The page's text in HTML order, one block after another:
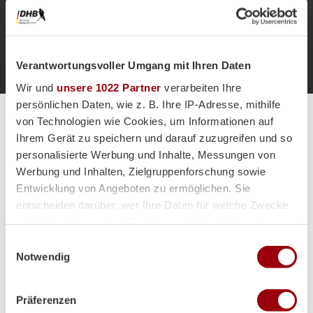
Verantwortungsvoller Umgang mit Ihren Daten
Wir und unsere 1022 Partner verarbeiten Ihre
persönlichen Daten, wie z. B. Ihre IP-Adresse, mithilfe
von Technologien wie Cookies, um Informationen auf
Ihrem Gerät zu speichern und darauf zuzugreifen und so
personalisierte Werbung und Inhalte, Messungen von
Werbung und Inhalten, Zielgruppenforschung sowie
Entwicklung von Angeboten zu ermöglichen. Sie
entscheiden darüber, wer Ihre Daten für welche Zwecke
Trigger Symbol ändern oder widerrufen
Informationen über Ihre geografische Lage erfassen,
Notwendig
Präferenzen
Eric
Teammanager*in
Co-
Alle Spiele unserer Danas und Honamas live und kostenfrei